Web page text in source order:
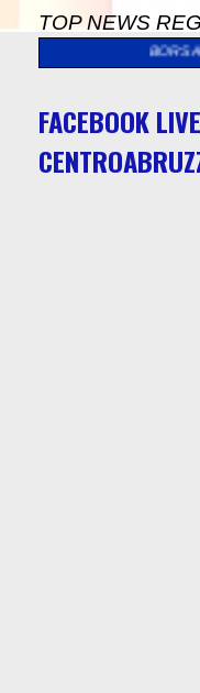
TOP NEWS
>>
FACEBOOK